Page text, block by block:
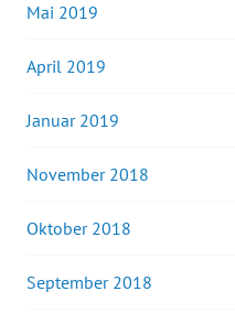
Mai 2019
April 2019
Januar 2019
November 2018
Oktober 2018
September 2018